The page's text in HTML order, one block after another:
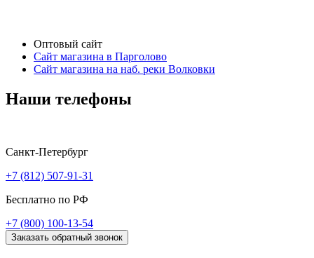
Оптовый сайт
Сайт магазина в Парголово
Сайт магазина на наб. реки Волковки
Наши телефоны
Санкт-Петербург
+7 (812) 507-91-31
Бесплатно по РФ
+7 (800) 100-13-54
Заказать обратный звонок